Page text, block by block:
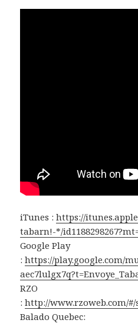
iTunes :https://
tabarn!-*/
Google Play
:https://play.google.com/
RZO
:http://www.rzoweb.com/
Balado Quebec: